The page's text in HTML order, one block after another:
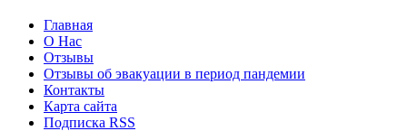
Главная
О Нас
Отзывы
Отзывы об эвакуации в период пандемии
Контакты
Карта сайта
Подписка RSS